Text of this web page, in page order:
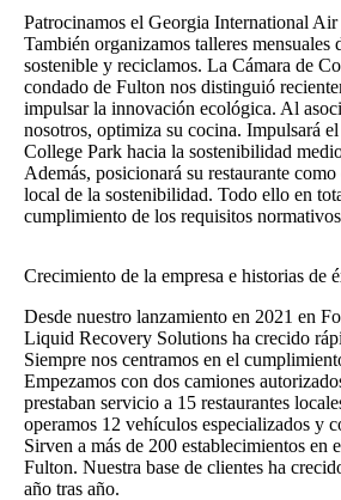
Patrocinamos el Georgia International Air
También organizamos talleres mensuales
sostenible y reciclamos. La Cámara de
condado de Fulton nos distinguió
impulsar la innovación ecológica. Al
nosotros, optimiza su cocina. Impulsará
College Park hacia la sostenibilidad
Además, posicionará su restaurante como
local de la sostenibilidad. Todo ello en
cumplimiento de los requisitos
Crecimiento de la empresa e historias de
Desde nuestro lanzamiento en 2021 en
Liquid Recovery Solutions ha crecido
Siempre nos centramos en el
Empezamos con dos camiones
prestaban servicio a 15 restaurantes
operamos 12 vehículos especializados y
Sirven a más de 200 establecimientos en
Fulton. Nuestra base de clientes ha
año tras año.